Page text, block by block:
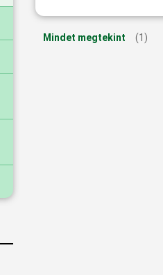
Mindet megtekint (1)